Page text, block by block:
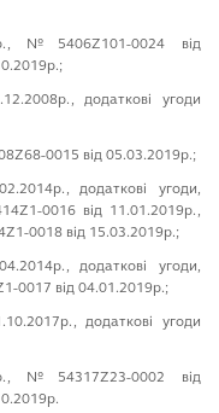
№5406Z101-0024 від
додаткові угоди
0015 від 05.03.2019р.;
додаткові угоди,
0016 від 11.01.2019р.,
0018 від 15.03.2019р.;
додаткові угоди,
0017 від 04.01.2019р.;
додаткові угоди
№54317Z23-0002 від